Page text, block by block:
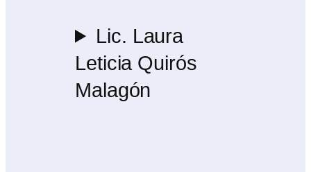
Lic. Laura
Leticia Quirós
Malagón